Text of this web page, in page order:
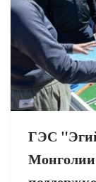
ГЭС
Монголии